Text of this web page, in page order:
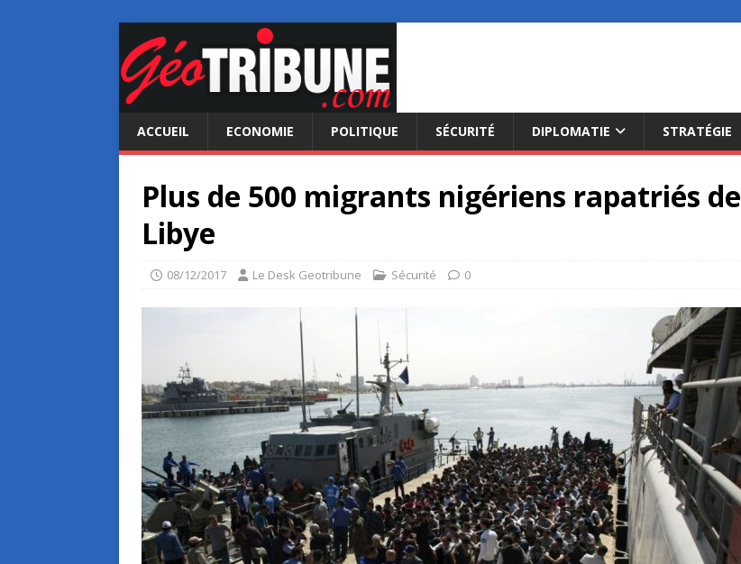
ACCUEIL ECONOMIE POLITIQUE SÉCURITÉ DIPLOMATIE STRATÉGIE
Plus de 500 migrants nigériens rapatriés de
Libye
08/12/2017 Le Desk Geotribune Sécurité 0